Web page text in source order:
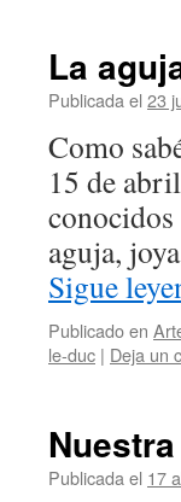
La
Publicada el 23
Como
15 de
aguja,
Sigue
Publicado en
le-duc | Deja un
Publicada el 17